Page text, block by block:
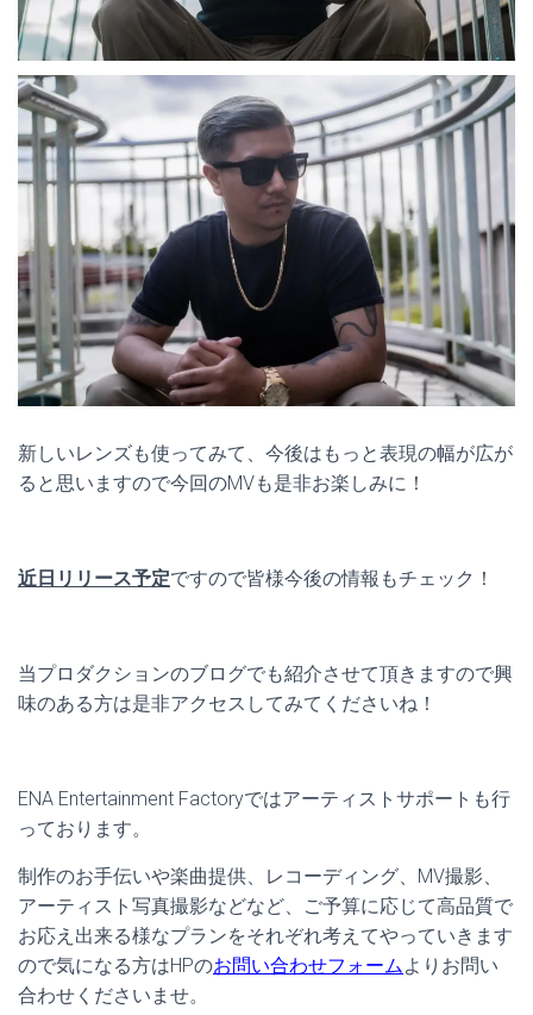
新しいレンズも使ってみて、今後はもっと表現の幅が広が
ると思いますので今回のMVも是非お楽しみに！
近日リリース予定ですので皆様今後の情報もチェック！
当プロダクションのブログでも紹介させて頂きますので興
味のある方は是非アクセスしてみてくださいね！
ENA Entertainment Factoryではアーティストサポートも行
っております。
制作のお手伝いや楽曲提供、レコーディング、MV撮影、
アーティスト写真撮影などなど、ご予算に応じて高品質で
お応え出来る様なプランをそれぞれ考えてやっていきます
ので気になる方はHPのお問い合わせフォームよりお問い
合わせくださいませ。